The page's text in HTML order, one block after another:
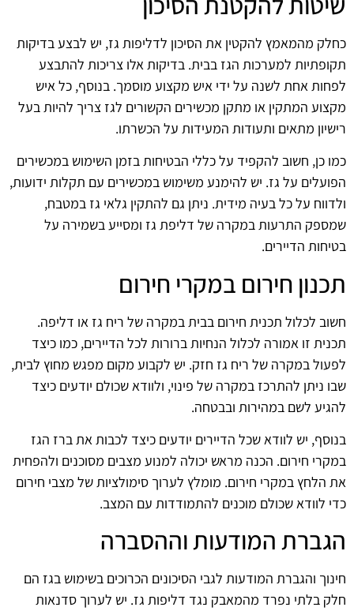
כחלק מהמאמץ להקטין את הסיכון לדליפות גז, יש לבצע בדיקות
תקופתיות למערכות הגז בבית. בדיקות אלו צריכות להתבצע
לפחות אחת לשנה על ידי איש מקצוע מוסמך. בנוסף, כל איש
מקצוע המתקין או מתקן מכשירים הקשורים לגז צריך להיות בעל
רישיון מתאים ותעודות המעידות על הכשרתו.
כמו כן, חשוב להקפיד על כללי הבטיחות בזמן השימוש במכשירים
הפועלים על גז. יש להימנע משימוש במכשירים עם תקלות ידועות,
ולדווח על כל בעיה מידית. ניתן גם להתקין גלאי גז במטבח,
שמספק התרעות במקרה של דליפת גז ומסייע בשמירה על
בטיחות הדיירים.
תכנון חירום במקרי חירום
חשוב לכלול תכנית חירום בבית במקרה של ריח גז או דליפה.
תכנית זו אמורה לכלול הנחיות ברורות לכל הדיירים, כמו כיצד
לפעול במקרה של ריח גז חזק. יש לקבוע מקום מפגש מחוץ לבית,
שבו ניתן להתרכז במקרה של פינוי, ולוודא שכולם יודעים כיצד
להגיע לשם במהירות ובבטחה.
בנוסף, יש לוודא שכל הדיירים יודעים כיצד לכבות את ברז הגז
במקרי חירום. הכנה מראש יכולה למנוע מצבים מסוכנים ולהפחית
את הלחץ במקרי חירום. מומלץ לערוך סימולציות של מצבי חירום
כדי לוודא שכולם מוכנים להתמודדות עם המצב.
הגברת המודעות וההסברה
חינוך והגברת המודעות לגבי הסיכונים הכרוכים בשימוש בגז הם
חלק בלתי נפרד מהמאבק נגד דליפות גז. יש לערוך סדנאות